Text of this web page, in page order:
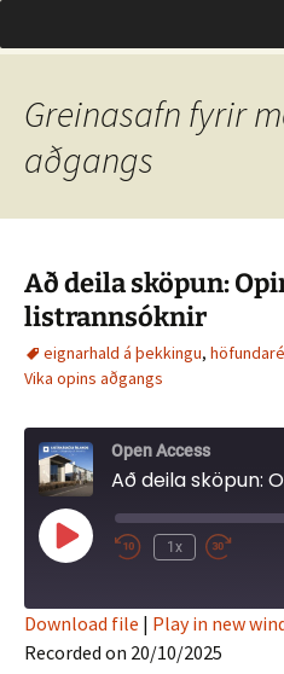
yfir
efniGreinasafn fyrir
aðgangs
Að deila sköpun:
listrannsóknir
eignarhald á þekkingu,
Vika opins aðgangs
Open Access
Play
Episode
1x
SHARE
Download file | Play in new
Recorded on 20/10/2025